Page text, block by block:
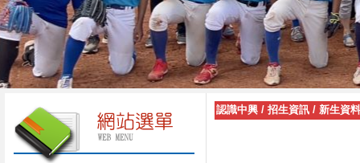
認識中興 / 招生資訊 / 新生資